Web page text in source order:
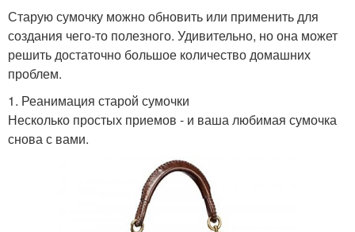
Старую сумочку можно обновить или применить для
создания чего-то полезного. Удивительно, но она может
решить достаточно большое количество домашних
проблем.
1. Реанимация старой сумочки
Несколько простых приемов - и ваша любимая сумочка
снова с вами.